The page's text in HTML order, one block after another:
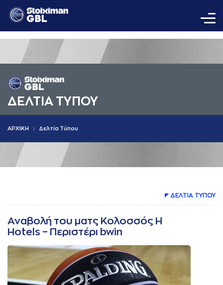
ΔΕΛΤΙA ΤΥΠΟΥ
AΡΧΙΚΗ Δελτία Τύπου
ΔΕΛΤΙA ΤΥΠΟΥ
Αναβολή του ματς Κολοσσός H
Hotels – Περιστέρι bwin